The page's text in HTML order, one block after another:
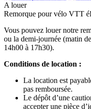
A louer
Remorque pour vélo VTT
Vous pouvez louer notre
ou la demi-journée (matin
14h00 à 17h30).
Conditions de location :
La location est
pas remboursée.
Le dépôt d’une
accepter une pièce